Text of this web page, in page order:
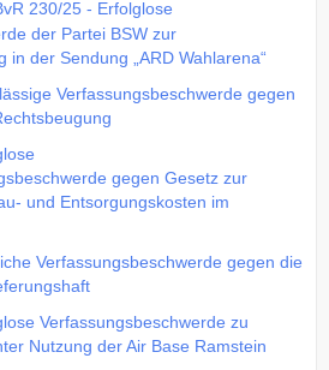
230/25 - Erfolglose
der Partei BSW zur
in der Sendung „ARD Wahlarena“
Verfassungsbeschwerde gegen
gegen Gesetz zur
und Entsorgungskosten im
Verfassungsbeschwerde gegen die
Verfassungsbeschwerde zu
Nutzung der Air Base Ramstein